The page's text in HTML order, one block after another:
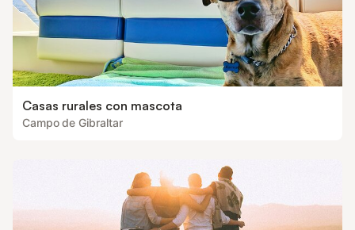
Casas rurales con mascota
Campo de Gibraltar